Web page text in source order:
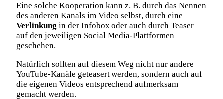
Eine solche Kooperation kann z. B. durch das Nennen
des anderen Kanals im Video selbst, durch eine
Verlinkung in der Infobox oder auch durch Teaser
auf den jeweiligen Social Media-Plattformen
geschehen.
Natürlich sollten auf diesem Weg nicht nur andere
YouTube-Kanäle geteasert werden, sondern auch auf
die eigenen Videos entsprechend aufmerksam
gemacht werden.